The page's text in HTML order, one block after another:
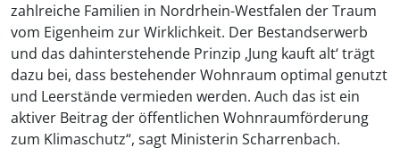
zahlreiche Familien in Nordrhein-Westfalen der Traum
vom Eigenheim zur Wirklichkeit. Der Bestandserwerb
und das dahinterstehende Prinzip ‚Jung kauft alt‘ trägt
dazu bei, dass bestehender Wohnraum optimal genutzt
und Leerstände vermieden werden. Auch das ist ein
aktiver Beitrag der öffentlichen Wohnraumförderung
zum Klimaschutz“, sagt Ministerin Scharrenbach.